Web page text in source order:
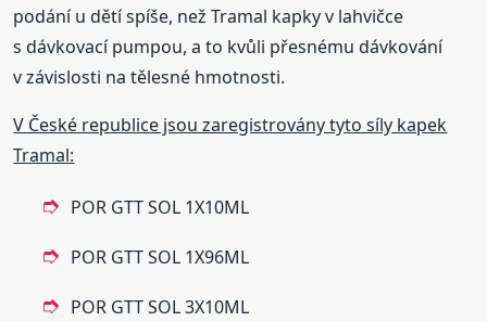
podání u dětí spíše, než Tramal kapky v lahvičce
s dávkovací pumpou, a to kvůli přesnému dávkování
v závislosti na tělesné hmotnosti.
V České republice jsou zaregistrovány tyto síly kapek
Tramal:
POR GTT SOL 1X10ML
POR GTT SOL 1X96ML
POR GTT SOL 3X10ML